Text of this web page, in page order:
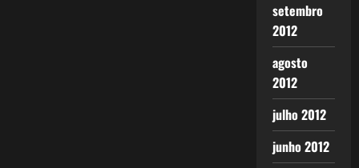
setembro
2012
agosto
2012
julho 2012
junho 2012